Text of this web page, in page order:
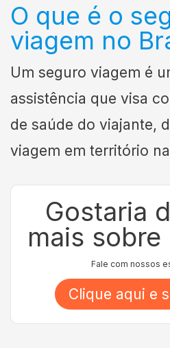
O que é o
viagem no
Um seguro viagem é
assistência que visa
de saúde do viajante,
viagem em território
Gostaria
mais sobre
Fale com nossos
Clique aqui e